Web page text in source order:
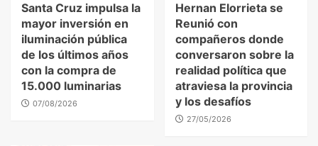
Santa Cruz impulsa la
mayor inversión en
iluminación pública
de los últimos años
con la compra de
15.000 luminarias
07/08/2026
Hernan Elorrieta se
Reunió con
compañeros donde
conversaron sobre la
realidad política que
atraviesa la provincia
y los desafíos
27/05/2026